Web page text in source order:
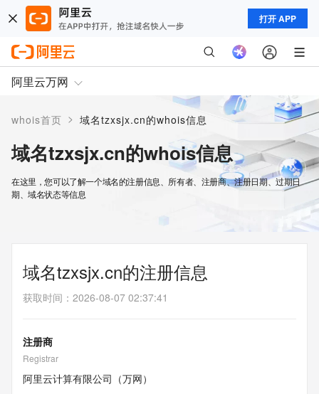
打开 APP
阿里云万网
whois首页 > 域名tzxsjx.cn的whois信息
域名tzxsjx.cn的whois信息
在这里，您可以了解一个域名的注册信息、所有者、注册商、注册日期、过期日
期、域名状态等信息
域名tzxsjx.cn的注册信息
获取时间 ： 2026-08-07 02:37:41
注册商
Registrar
阿里云计算有限公司（万网）